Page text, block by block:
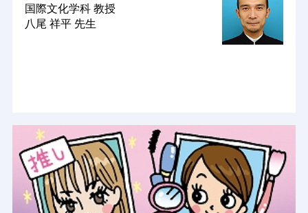
国際文化学科 教授
八尾 祥平 先生